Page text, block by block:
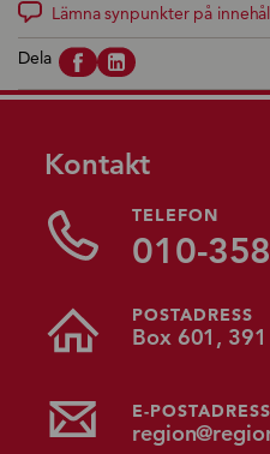
Lämna synpunkter på
Dela
Kontakt
TELEFON
010-
POSTADRESS
Box 601,
E-POSTADRESS